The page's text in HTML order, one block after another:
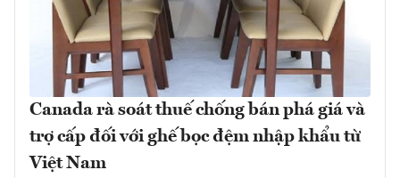
Canada rà soát thuế chống bán phá giá và
trợ cấp đối với ghế bọc đệm nhập khẩu từ
Việt Nam